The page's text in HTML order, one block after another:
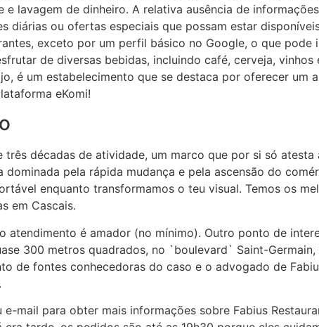
e lavagem de dinheiro. A relativa ausência de
diárias ou ofertas especiais que possam estar
exceto por um perfil básico no Google, o que pode
de diversas bebidas, incluindo café, cerveja,
é um estabelecimento que se destaca por oferecer um
eKomi!
três décadas de atividade, um marco que por si só
pela rápida mudança e pela ascensão do
enquanto transformamos o teu visual. Temos os
em Cascais.
atendimento é amador (no mínimo). Outro ponto de
300 metros quadrados, no `boulevard` Saint-
de fontes conhecedoras do caso e o advogado de
mail para obter mais informações sobre Fabius